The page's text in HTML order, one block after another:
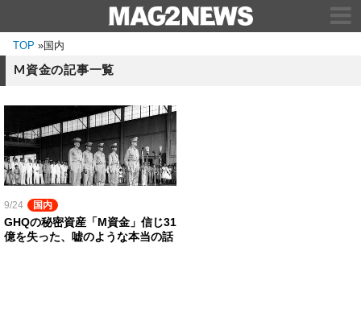
TOP »国内
M資金の記事一覧
9/24 国内
GHQの秘密資産「M資金」信じ31
億を失った、嘘のような本当の話